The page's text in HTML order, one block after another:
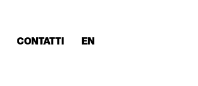
CONTATTI EN